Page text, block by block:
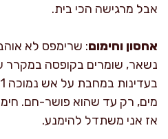
אבל מרגישה הכי בית.
אחסון וחימום: שרימפס לא
מים, רק עד שהוא פושר-חם.
אז אני משתדל להימנע.